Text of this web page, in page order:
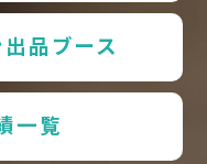
品ブース
一覧